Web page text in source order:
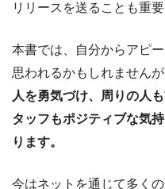
リリースを送ることも重要
本書では、自分からアピ
思われるかもしれませんが
人を勇気づけ、周りの人
タッフもポジティブな気
ります。
今はネットを通じて多く